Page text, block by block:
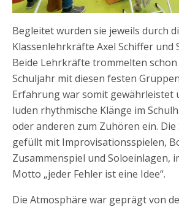
Begleitet wurden sie jeweils durch
Klassenlehrkräfte Axel Schiffer und
Beide Lehrkräfte trommelten
Schuljahr mit diesen festen
Erfahrung war somit gewährleistet
luden rhythmische Klänge im
oder anderen zum Zuhören ein.
gefüllt mit Improvisationsspielen,
Zusammenspiel und Soloeinlagen,
Motto „jeder Fehler ist eine Idee“.
Die Atmosphäre war geprägt von